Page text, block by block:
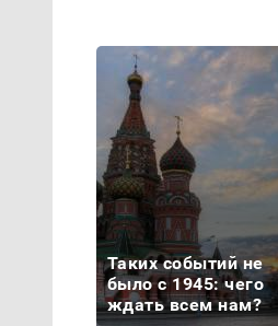
Таких событий не
было с 1945: чего
ждать всем нам?